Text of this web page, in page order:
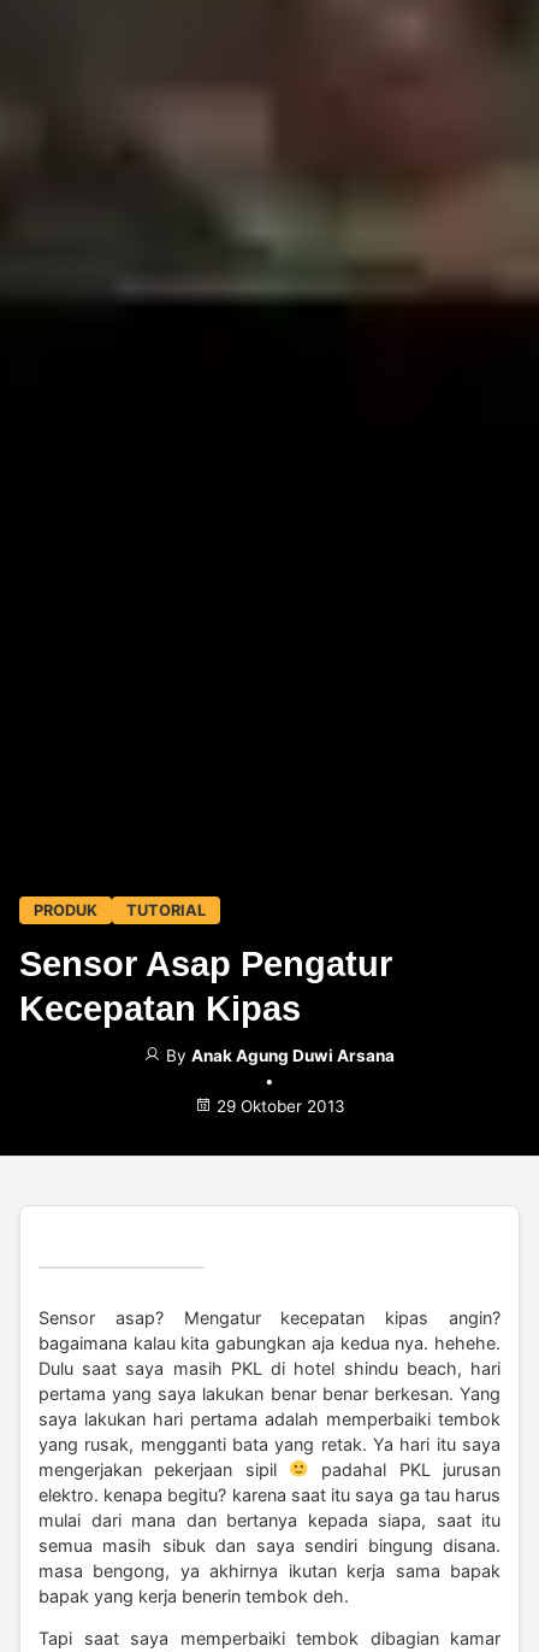
PRODUK TUTORIAL
Sensor Asap Pengatur
Kecepatan Kipas
By Anak Agung Duwi Arsana
•
29 Oktober 2013
Sensor asap? Mengatur kecepatan kipas angin?
bagaimana kalau kita gabungkan aja kedua nya. hehehe.
Dulu saat saya masih PKL di hotel shindu beach, hari
pertama yang saya lakukan benar benar berkesan. Yang
saya lakukan hari pertama adalah memperbaiki tembok
yang rusak, mengganti bata yang retak. Ya hari itu saya
mengerjakan pekerjaan sipil
padahal PKL jurusan
elektro. kenapa begitu? karena saat itu saya ga tau harus
mulai dari mana dan bertanya kepada siapa, saat itu
semua masih sibuk dan saya sendiri bingung disana.
masa bengong, ya akhirnya ikutan kerja sama bapak
bapak yang kerja benerin tembok deh.
Tapi saat saya memperbaiki tembok dibagian kamar